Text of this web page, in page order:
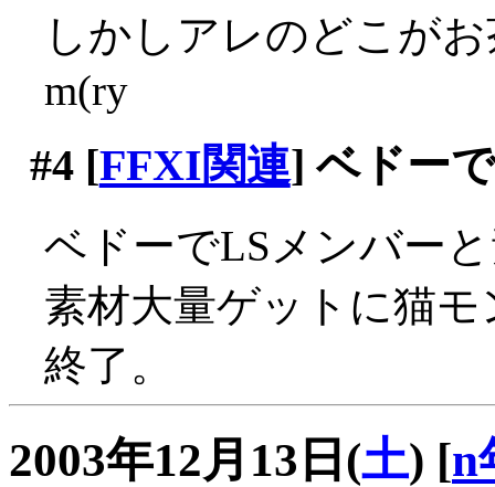
しかしアレのどこが
m(ry
#4[FFXI関連] ベドー
ベドーでLSメンバー
素材大量ゲットに猫
終了。
2003年12月13日(土) [n